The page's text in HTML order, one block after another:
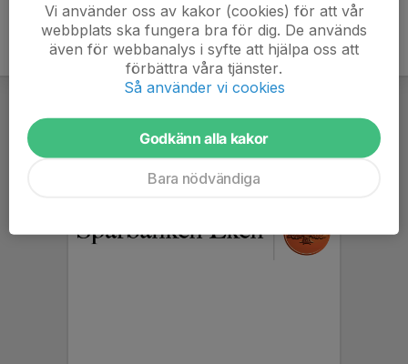
Vi använder oss av kakor (cookies) för att vår
webbplats ska fungera bra för dig. De används
även för webbanalys i syfte att hjälpa oss att
förbättra våra tjänster.
Så använder vi cookies
Godkänn alla kakor
Bara nödvändiga